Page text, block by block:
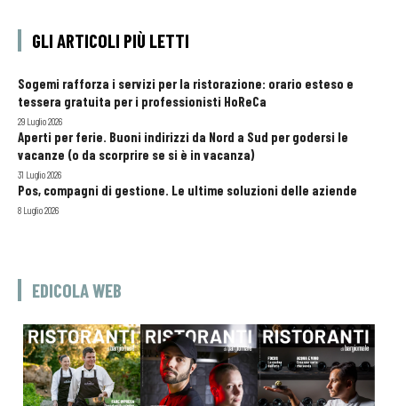
GLI ARTICOLI PIÙ LETTI
Sogemi rafforza i servizi per la ristorazione: orario esteso e
tessera gratuita per i professionisti HoReCa
29 Luglio 2026
Aperti per ferie. Buoni indirizzi da Nord a Sud per godersi le
vacanze (o da scorprire se si è in vacanza)
31 Luglio 2026
Pos, compagni di gestione. Le ultime soluzioni delle aziende
8 Luglio 2026
EDICOLA WEB